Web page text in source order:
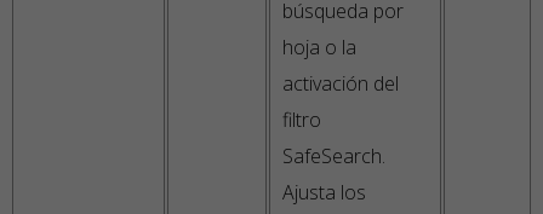
búsqueda por
hoja o la
activación del
filtro
SafeSearch.
Ajusta los